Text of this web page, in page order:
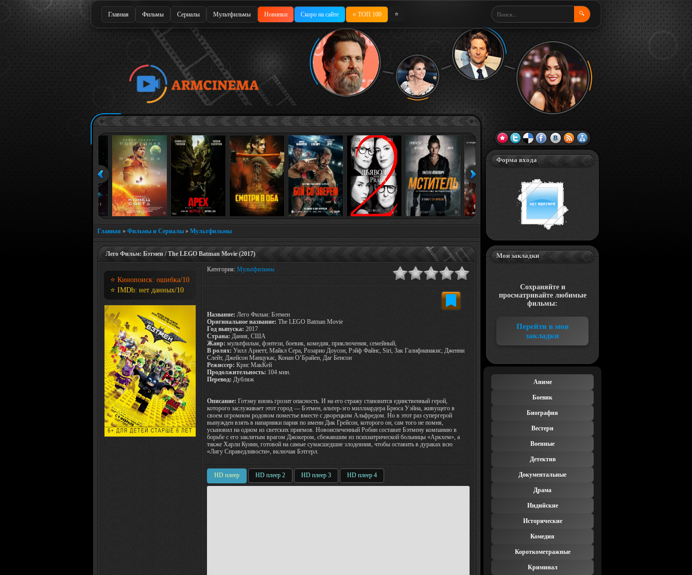
Главная Фильмы Сериалы Мультфильмы Новинки Скоро на сайте ⭐ ТОП 100 ⭐ 🔍
Главная » Фильмы и Сериалы » Мультфильмы
Лего Фильм: Бэтмен / The LEGO Batman Movie (2017)
⭐ Кинопоиск: ошибка/10
⭐ IMDb: нет данных/10
Категория: Мультфильмы
Название: Лего Фильм: Бэтмен
Оригинальное название: The LEGO Batman Movie
Год выпуска: 2017
Страна: Дания, США
Жанр: мультфильм, фэнтези, боевик, комедия, приключения, семейный,
В ролях: Уилл Арнетт, Майкл Сера, Розарио Доусон, Рэйф Файнс, Siri, Зак Галифианакис, Дженни
Слейт, Джейсон Манцукас, Конан О’Брайен, Даг Бенсон
Режиссер: Крис МакКей
Продолжительность: 104 мин.
Перевод: Дубляж
Описание: Готэму вновь грозит опасность. И на его стражу становится единственный герой,
которого заслуживает этот город — Бэтмен, альтер-эго миллиардера Брюса Уэйна, живущего в
своем огромном родовом поместье вместе с дворецким Альфредом. Но в этот раз супергерой
вынужден взять в напарники парня по имени Дик Грейсон, которого он, сам того не помня,
усыновил на одном из светских приемов. Новоиспеченный Робин составит Бэтмену компанию в
борьбе с его заклятым врагом Джокером, сбежавшим из психиатрической больницы «Аркхем», а
также Харли Куинн, готовой на самые сумасшедшие злодеяния, чтобы оставить в дураках всю
«Лигу Справедливости», включая Бэтгерл.
HD плеер HD плеер 2 HD плеер 3 HD плеер 4
Форма входа
Мои закладки
Сохраняйте и
просматривайте любимые
фильмы:
Перейти в мои
закладки
Аниме
Боевик
Биография
Вестерн
Военные
Детектив
Документальные
Драма
Индийские
Исторические
Комедия
Короткометражные
Криминал